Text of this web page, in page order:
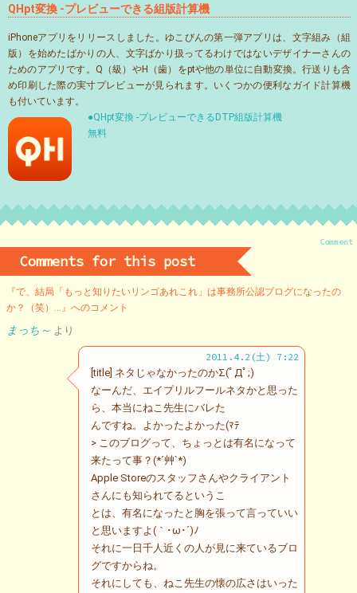
QHpt変換 -プレビューできる組版計算機
iPhoneアプリをリリースしました。ゆこびんの第一弾アプリは、文字組み（組
版）を始めたばかりの人、文字ばかり扱ってるわけではないデザイナーさんの
ためのアプリです。Q（級）やH（歯）をptや他の単位に自動変換。行送りも含
め印刷した際の実寸プレビューが見られます。いくつかの便利なガイド計算機
も付いています。
●QHpt変換 -プレビューできるDTP組版計算機
無料
Comment
Comments for this post
『で、結局「もっと知りたいリンゴあれこれ」は事務所公認ブログになったの
か？（笑）…』へのコメント
まっち～ より
2011.4.2(土) 7:22
[title] ネタじゃなかったのかΣ(ﾟДﾟ;)
なーんだ、エイプリルフールネタかと思った
ら、本当にねこ先生にバレた
んですね。よかったよかった(ﾏﾃ
> このブログって、ちょっとは有名になって
来たって事？(*´艸`*)
Apple Storeのスタッフさんやクライアント
さんにも知られてるというこ
とは、有名になったと胸を張って言っていい
と思いますよ(｀･ω･´)ﾉ
それに一日千人近くの人が見に来ているブロ
グですからね。
それにしても、ねこ先生の懐の広さはいった